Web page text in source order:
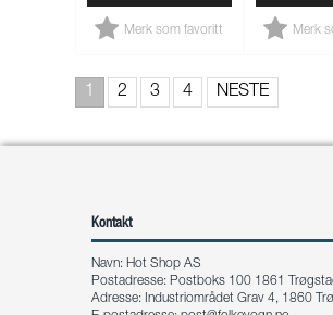
Merk som favoritt Merk
1 2 3 4 NESTE
Kontakt
Navn: Hot Shop AS
Postadresse: Postboks 100 1861
Adresse: Industriområdet Grav 4, 1860